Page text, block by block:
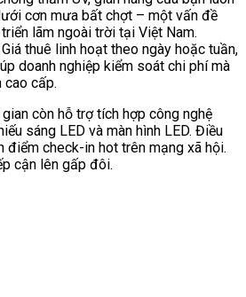
cơn mưa bất chợt – một vấn đề
lãm ngoài trời tại Việt Nam.
Giá thuê linh hoạt theo ngày hoặc tuần,
doanh nghiệp kiểm soát chi phí mà
cao cấp.
còn hỗ trợ tích hợp công nghệ
sáng LED và màn hình LED. Điều
điểm check-in hot trên mạng xã hội.
cận lên gấp đôi.